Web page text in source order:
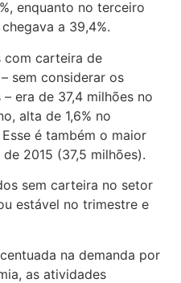
enquanto no terceiro
a 39,4%.
com carteira de
sem considerar os
era de 37,4 milhões no
alta de 1,6% no
é também o maior
2015 (37,5 milhões).
sem carteira no setor
estável no trimestre e
na demanda por
as atividades